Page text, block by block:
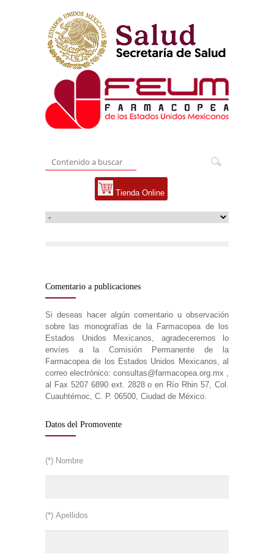
Tienda Online
Comentario a publicaciones
Si deseas hacer algún comentario u observación
sobre las monografías de la Farmacopea de los
Estados Unidos Mexicanos, agradeceremos lo
envíes a la Comisión Permanente de la
Farmacopea de los Estados Unidos Mexicanos, al
correo electrónico: consultas@farmacopea.org.mx ,
al Fax 5207 6890 ext. 2828 o en Río Rhin 57, Col.
Cuauhtémoc, C. P. 06500, Ciudad de México.
Datos del Promovente
(*) Nombre
(*) Apellidos